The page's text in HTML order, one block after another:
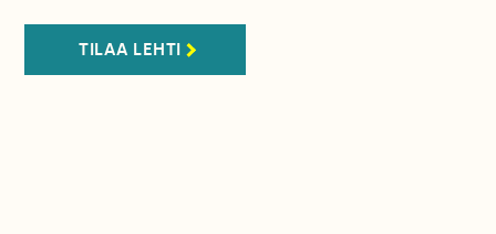
TILAA LEHTI